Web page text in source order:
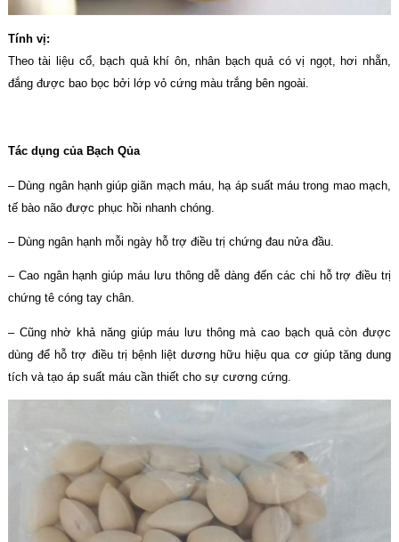
Tính vị:
Theo tài liệu cổ, bạch quả khí ôn, nhân bạch quả có vị ngọt, hơi nhẵn,
đắng được bao bọc bởi lớp vỏ cứng màu trắng bên ngoài.
Tác dụng của Bạch Qủa
– Dùng ngân hạnh giúp giãn mạch máu, hạ áp suất máu trong mao mạch,
tế bào não được phục hồi nhanh chóng.
– Dùng ngân hạnh mỗi ngày hỗ trợ điều trị chứng đau nửa đầu.
– Cao ngân hạnh giúp máu lưu thông dễ dàng đến các chi hỗ trợ điều trị
chứng tê cóng tay chân.
– Cũng nhờ khả năng giúp máu lưu thông mà cao bạch quả còn được
dùng để hỗ trợ điều trị bệnh liệt dương hữu hiệu qua cơ giúp tăng dung
tích và tạo áp suất máu cần thiết cho sự cương cứng.